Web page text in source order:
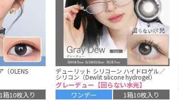
（OLENS
1箱10枚入り
デューリット シリコーン ハイドロゲル／
シリコン（Dewlit silicone hydrogel）
グレーデュー【回らない水光】
ワンデー
1箱10枚入り